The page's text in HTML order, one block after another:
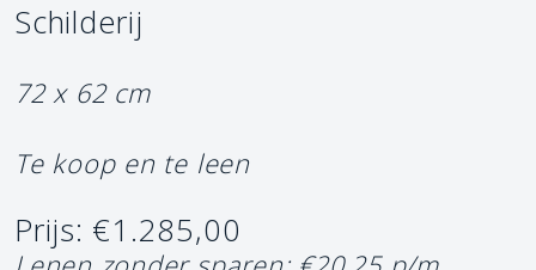
Schilderij
72 x 62 cm
Te koop en te leen
Prijs: €1.285,00